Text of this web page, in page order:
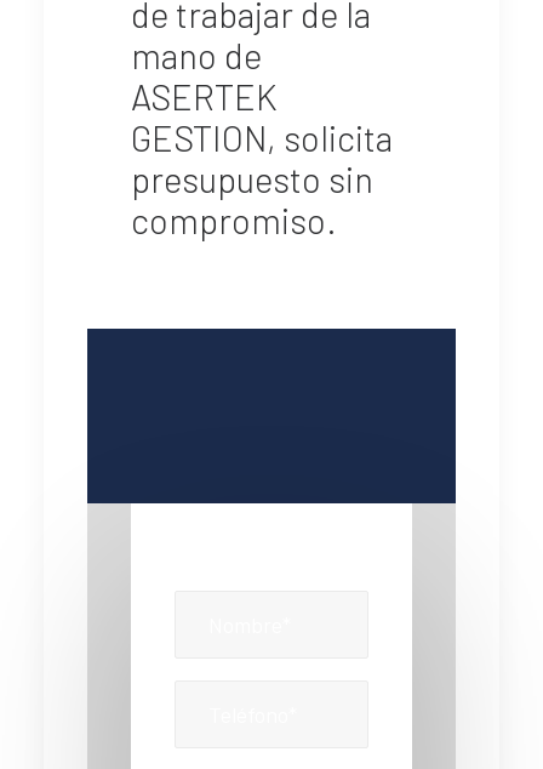
de trabajar de la
mano de
ASERTEK
GESTION, solicita
presupuesto sin
compromiso.